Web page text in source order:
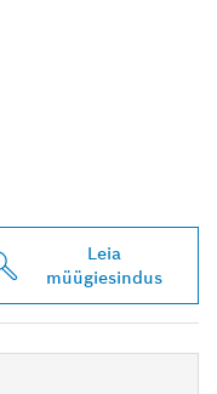
Leia
müügiesindus